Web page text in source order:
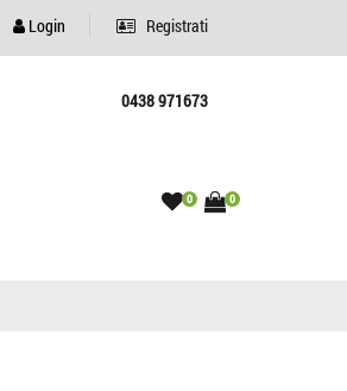
Login Registrati
0438 971673
0 0